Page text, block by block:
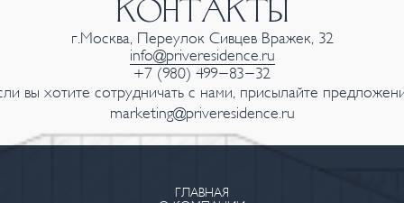
КОНТАКТЫ
г.Москва, Переулок Сивцев Вражек, 32
info@priveresidence.ru
+7 (980) 499-83-32
вы хотите сотрудничать с нами, присылайте
marketing@priveresidence.ru
ГЛАВНАЯ